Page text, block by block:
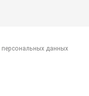
персональных данных